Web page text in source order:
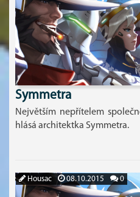
Symmetra
Největším nepřítelem
hlásá architektka Symmetra.
Housac 08.10.2015 0